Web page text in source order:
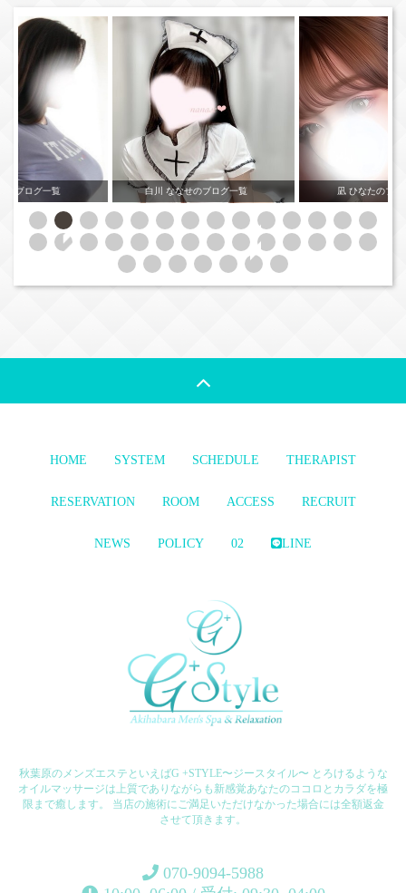
のブログ一覧 白川 ななせのブログ一覧 凪 ひなたのブ
HOME SYSTEM SCHEDULE THERAPIST
RESERVATION ROOM ACCESS RECRUIT
NEWS POLICY 02 LINE
秋葉原のメンズエステといえばG +STYLE〜ジースタイル〜 とろけるような
オイルマッサージは上質でありながらも新感覚あなたのココロとカラダを極
限まで癒します。 当店の施術にご満足いただけなかった場合には全額返金
させて頂きます。
070-9094-5988